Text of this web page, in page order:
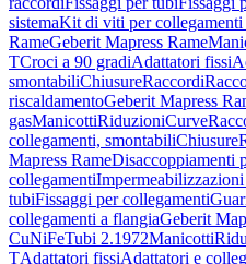
sistemaKit di viti per collegamenti
RameGeberit Mapress Rame
TCroci a 90 gradiAdattatori fissi
smontabiliChiusureRaccordi
riscaldamentoGeberit Mapress
gasManicottiRiduzioniCurve
collegamenti, smontabiliChiusure
Mapress RameDisaccoppiamenti
collegamenti
tubiFissaggi per collegamenti
collegamenti a flangiaGeberit
CuNiFeTubi 2.1972Manicotti
TAdattatori fissiAdattatori e